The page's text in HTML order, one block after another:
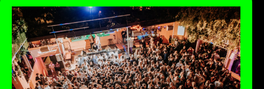
La zona VIP de la Fiesta de Fin de Año estará ubicada en
el mejor club al aire libre de Barcelona. Un viaje nostálgico